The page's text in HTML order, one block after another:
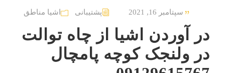
سپتامبر 16, 2021 پشتیبانی اشیا مناطق
در آوردن اشیا از چاه توالت
در ولنجک کوچه پامچال